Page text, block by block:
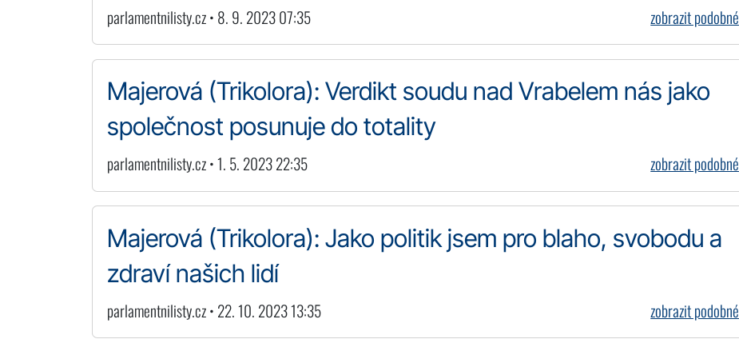
parlamentnilisty.cz • 8. 9. 2023 07:35 zobrazit podobné
Majerová (Trikolora): Verdikt soudu nad Vrabelem nás jako
společnost posunuje do totality
parlamentnilisty.cz • 1. 5. 2023 22:35 zobrazit podobné
Majerová (Trikolora): Jako politik jsem pro blaho, svobodu a
zdraví našich lidí
parlamentnilisty.cz • 22. 10. 2023 13:35 zobrazit podobné